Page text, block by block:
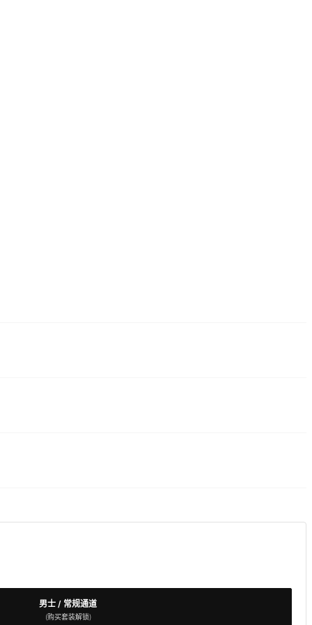
男士 / 常规通道
(购买套装解锁)